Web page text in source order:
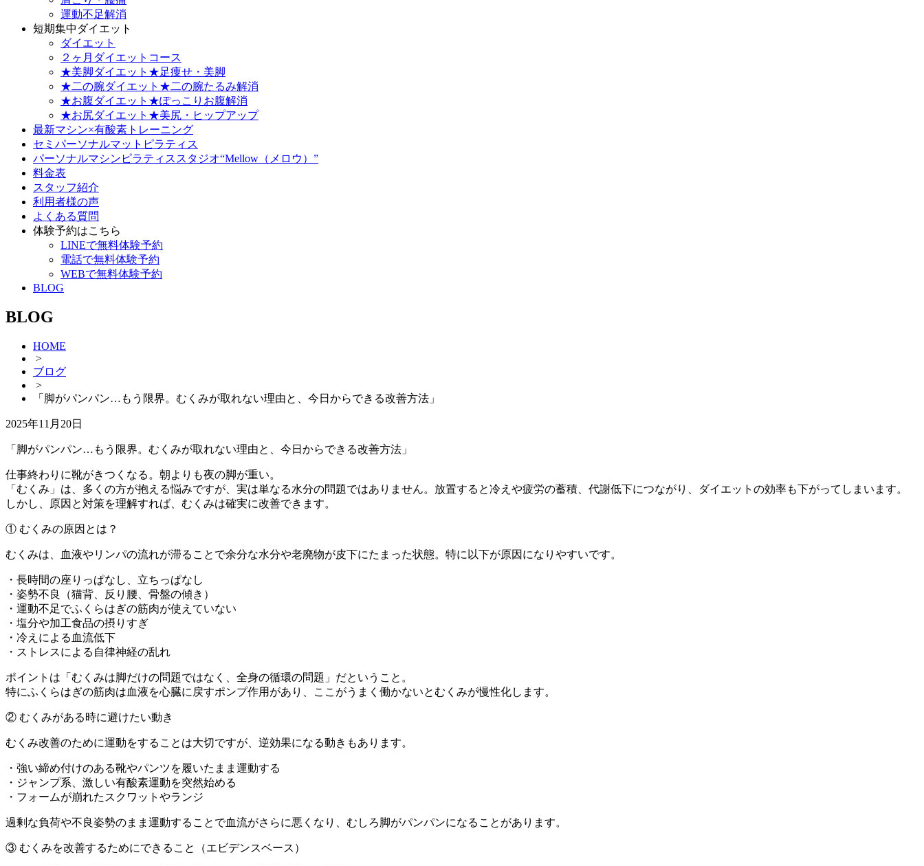
運動不足解消
短期集中ダイエット
ダイエット
２ヶ月ダイエットコース
★美脚ダイエット★足痩せ・美脚
★二の腕ダイエット★二の腕たるみ解消
★お腹ダイエット★ぽっこりお腹解消
★お尻ダイエット★美尻・ヒップアップ
最新マシン×有酸素トレーニング
セミパーソナルマットピラティス
パーソナルマシンピラティススタジオ“Mellow（メロウ）”
料金表
スタッフ紹介
利用者様の声
よくある質問
体験予約はこちら
LINEで無料体験予約
電話で無料体験予約
WEBで無料体験予約
BLOG
BLOG
HOME
>
ブログ
>
「脚がパンパン…もう限界。むくみが取れない理由と、今日からできる改善方法」
2025年11月20日
「脚がパンパン…もう限界。むくみが取れない理由と、今日からできる改善方法」
仕事終わりに靴がきつくなる。朝よりも夜の脚が重い。
「むくみ」は、多くの方が抱える悩みですが、実は単なる水分の問題ではありません。放置すると冷えや疲労の蓄積、代謝低下につながり、ダイエットの効率も下がってしまいます。
しかし、原因と対策を理解すれば、むくみは確実に改善できます。
① むくみの原因とは？
むくみは、血液やリンパの流れが滞ることで余分な水分や老廃物が皮下にたまった状態。特に以下が原因になりやすいです。
・長時間の座りっぱなし、立ちっぱなし
・姿勢不良（猫背、反り腰、骨盤の傾き）
・運動不足でふくらはぎの筋肉が使えていない
・塩分や加工食品の摂りすぎ
・冷えによる血流低下
・ストレスによる自律神経の乱れ
ポイントは「むくみは脚だけの問題ではなく、全身の循環の問題」だということ。
特にふくらはぎの筋肉は血液を心臓に戻すポンプ作用があり、ここがうまく働かないとむくみが慢性化します。
② むくみがある時に避けたい動き
むくみ改善のために運動をすることは大切ですが、逆効果になる動きもあります。
・強い締め付けのある靴やパンツを履いたまま運動する
・ジャンプ系、激しい有酸素運動を突然始める
・フォームが崩れたスクワットやランジ
過剰な負荷や不良姿勢のまま運動することで血流がさらに悪くなり、むしろ脚がパンパンになることがあります。
③ むくみを改善するためにできること（エビデンスベース）